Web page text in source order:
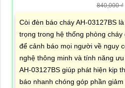
840,000 ₫
Còi đèn báo cháy AH-03127BS
trọng trong hệ thống phòng
để cảnh báo mọi người về nguy
nghệ thông minh và tính năng
AH-03127BS giúp phát hiện kịp
báo nhanh chóng góp phần